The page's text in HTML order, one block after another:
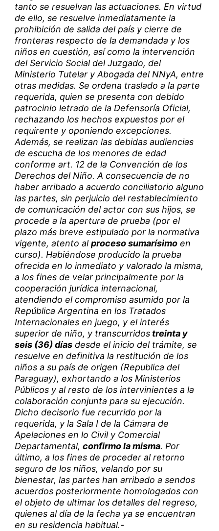
tanto se resuelvan las actuaciones. En virtud
de ello, se resuelve inmediatamente la
prohibición de salida del país y cierre de
fronteras respecto de la demandada y los
niños en cuestión, así como la intervención
del Servicio Social del Juzgado, del
Ministerio Tutelar y Abogada del NNyA, entre
otras medidas. Se ordena traslado a la parte
requerida, quien se presenta con debido
patrocinio letrado de la Defensoría Oficial,
rechazando los hechos expuestos por el
requirente y oponiendo excepciones.
Además, se realizan las debidas audiencias
de escucha de los menores de edad
conforme art. 12 de la Convención de los
Derechos del Niño. A consecuencia de no
haber arribado a acuerdo conciliatorio alguno
las partes, sin perjuicio del restablecimiento
de comunicación del actor con sus hijos, se
procede a la apertura de prueba (por el
plazo más breve estipulado por la normativa
vigente, atento alproceso sumarísimo en
curso). Habiéndose producido la prueba
ofrecida en lo inmediato y valorado la misma,
a los fines de velar principalmente por la
cooperación jurídica internacional,
atendiendo el compromiso asumido por la
República Argentina en los Tratados
Internacionales en juego, y el interés
superior de niño, y transcurridos treinta y
seis (36) días desde el inicio del trámite, se
resuelve en definitiva la restitución de los
niños a su país de origen (Republica del
Paraguay), exhortando a los Ministerios
Públicos y al resto de los intervinientes a la
colaboración conjunta para su ejecución.
Dicho decisorio fue recurrido por la
requerida, y la Sala I de la Cámara de
Apelaciones en lo Civil y Comercial
Departamental,confirmo la misma. Por
último, a los fines de proceder al retorno
seguro de los niños, velando por su
bienestar, las partes han arribado a sendos
acuerdos posteriormente homologados con
el objeto de ultimar los detalles del regreso,
quienes al día de la fecha ya se encuentran
en su residencia habitual.-